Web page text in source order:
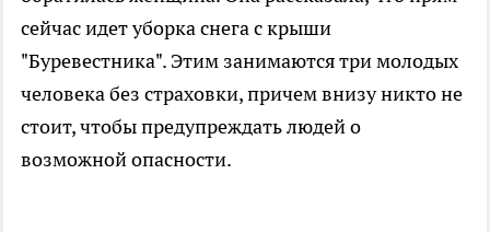
сейчас идет уборка снега с крыши
"Буревестника". Этим занимаются три молодых
человека без страховки, причем внизу никто не
стоит, чтобы предупреждать людей о
возможной опасности.